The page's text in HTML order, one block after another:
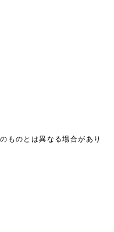
ものとは異なる場合があり